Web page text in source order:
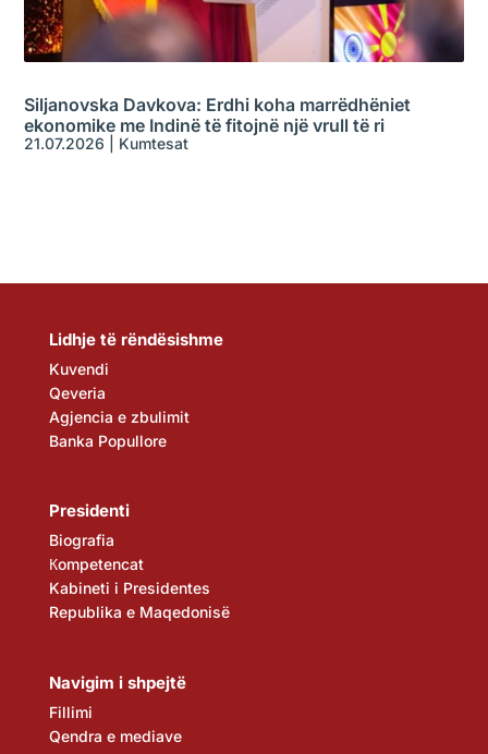
Siljanovska Davkova: Erdhi koha marrëdhëniet
ekonomike me Indinë të fitojnë një vrull të ri
21.07.2026 Kumtesat
Lidhje të rëndësishme
Kuvendi
Qeveria
Agjencia e zbulimit
Banka Popullore
Presidenti
Biografia
Кompetencat
Kabineti i Presidentes
Republika e Maqedonisë
Navigim i shpejtë
Fillimi
Qendra e mediave